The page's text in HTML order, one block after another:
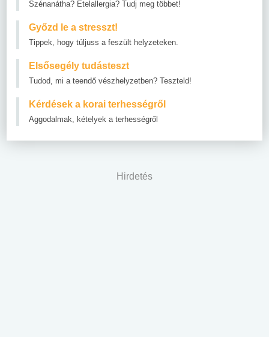
Szénanátha? Ételallergia? Tudj meg többet!
Győzd le a stresszt!
Tippek, hogy túljuss a feszült helyzeteken.
Elsősegély tudásteszt
Tudod, mi a teendő vészhelyzetben? Teszteld!
Kérdések a korai terhességről
Aggodalmak, kételyek a terhességről
Hirdetés